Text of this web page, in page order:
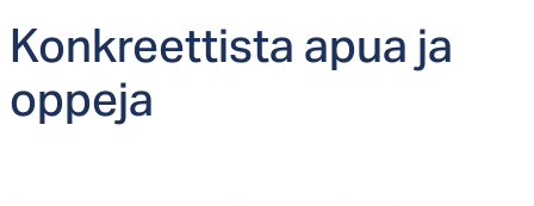
Konk­reet­tis­ta apua ja
op­pe­ja